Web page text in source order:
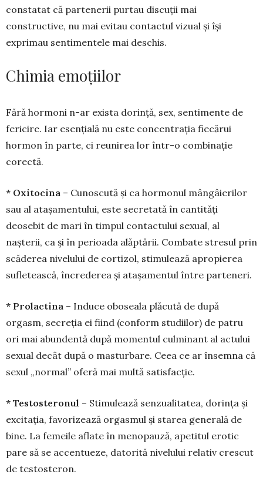
constatat că partenerii purtau discuții mai
constructive, nu mai evitau contactul vizual și își
exprimau sentimentele mai deschis.
Chimia emoțiilor
Fără hormoni n-ar exista dorință, sex, sen­ti­mente de
fericire. Iar esențială nu este con­centrația fiecărui
hormon în parte, ci reunirea lor într-o combinație
corectă.
* Oxitocina – Cunoscută și ca hormonul mângâierilor
sau al atașamentului, este secretată în cantități
deosebit de mari în timpul contactului sexual, al
nașterii, ca și în perioada alăptării. Com­bate stresul prin
scăderea nivelului de cortizol, stimulează apropierea
sufletească, încrederea și atașamentul între parteneri.
* Prolactina – Induce oboseala plăcută de după
orgasm, secreția ei fiind (conform studiilor) de patru
ori mai abundentă după momentul culmi­nant al actului
sexual decât după o masturbare. Ceea ce ar însemna că
sexul „normal” oferă mai multă satisfacție.
* Testosteronul – Stimulează senzualitatea, dorința și
excitația, favorizează orgasmul și starea generală de
bine. La femeile aflate în menopauză, apetitul erotic
pare să se accentueze, datorită nive­lului relativ crescut
de testosteron.